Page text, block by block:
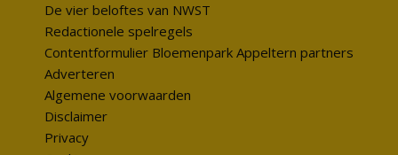
De vier beloftes van NWST
Redactionele spelregels
Contentformulier Bloemenpark Appeltern partners
Adverteren
Algemene voorwaarden
Disclaimer
Privacy